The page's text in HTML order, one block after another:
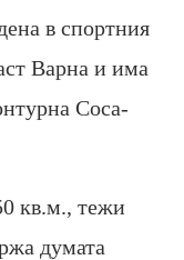
в спортния
Варна и има
Coca-
кв.м., тежи
думата